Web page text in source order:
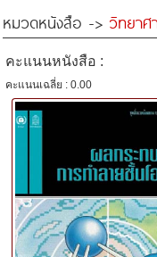
หมวดหนังสือ -> วิทยาศ
คะแนนหนังสือ :
คะแนนเฉลี่ย : 0.00